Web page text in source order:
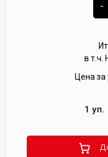
-
в т.ч.
Цена за
1 уп.